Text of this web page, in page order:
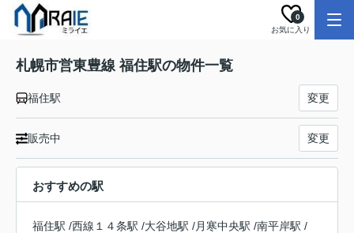
お気に入り
0
札幌市営東豊線 福住駅の物件一覧
福住駅 変更
販売中 変更
おすすめの駅
福住駅 /西線１４条駅 /大谷地駅 /月寒中央駅 /南平岸駅 /